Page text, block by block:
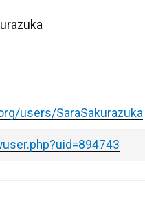
users/SaraSakurazuka